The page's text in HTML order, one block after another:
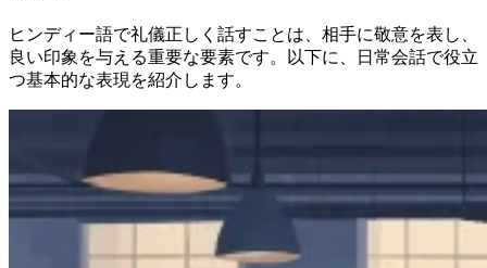
ヒンディー語で礼儀正しく話すことは、相手に敬意を表し、
良い印象を与える重要な要素です。以下に、日常会話で役立
つ基本的な表現を紹介します。